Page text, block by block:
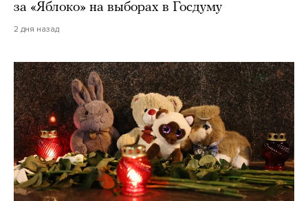
за «Яблоко» на выборах в Госдуму
2 дня назад